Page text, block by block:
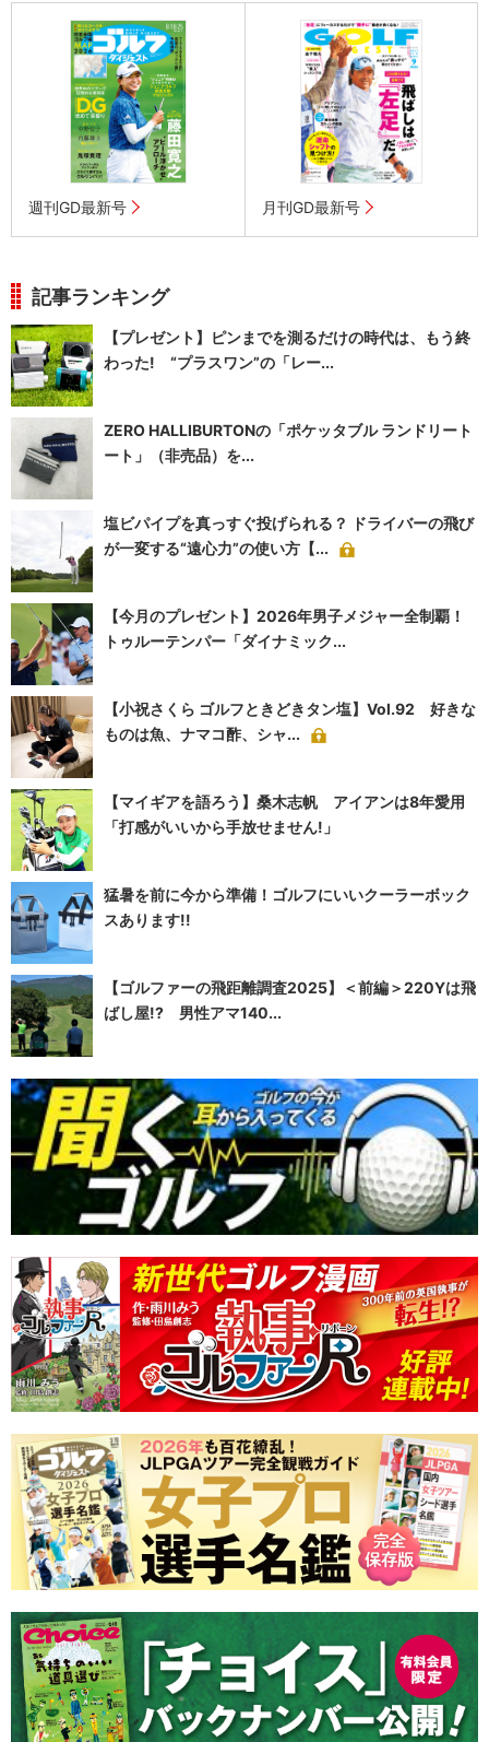
週刊GD最新号 月刊GD最新号
記事ランキング
【プレゼント】ピンまでを測るだけの時代は、もう終
わった! “プラスワン”の「レー...
ZERO HALLIBURTONの「ポケッタブル ランドリート
ート」（非売品）を...
塩ビパイプを真っすぐ投げられる？ ドライバーの飛び
が一変する“遠心力”の使い方【...
【今月のプレゼント】2026年男子メジャー全制覇！
トゥルーテンパー「ダイナミック...
【小祝さくら ゴルフときどきタン塩】Vol.92 好きな
ものは魚、ナマコ酢、シャ...
【マイギアを語ろう】桑木志帆 アイアンは8年愛用
「打感がいいから手放せません!」
猛暑を前に今から準備！ゴルフにいいクーラーボック
スあります!!
【ゴルファーの飛距離調査2025】＜前編＞220Yは飛
ばし屋!? 男性アマ140...